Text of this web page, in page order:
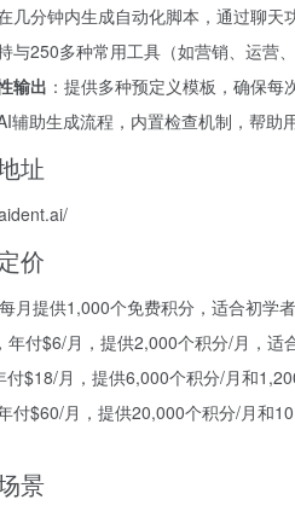
几分钟内生成自动化脚本，通过聊天
与250多种常用工具（如营销、运营
输出 ：提供多种预定义模板，确保每
辅助生成流程，内置检查机制，帮助
址
价
月提供1,000个免费积分，适合初学者
年付$6/月，提供2,000个积分/月，适
付$18/月，提供6,000个积分/月和
付$60/月，提供20,000个积分/月和
景